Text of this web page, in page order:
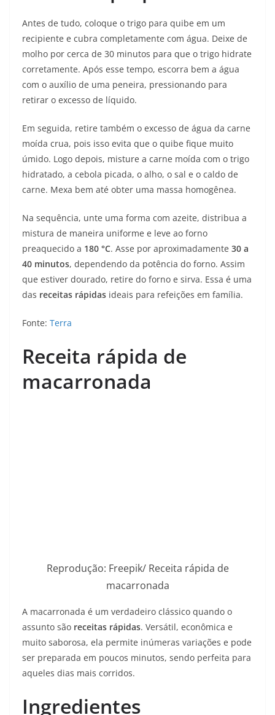
Antes de tudo, coloque o trigo para quibe em um
recipiente e cubra completamente com água. Deixe de
molho por cerca de 30 minutos para que o trigo hidrate
corretamente. Após esse tempo, escorra bem a água
com o auxílio de uma peneira, pressionando para
retirar o excesso de líquido.
Em seguida, retire também o excesso de água da carne
moída crua, pois isso evita que o quibe fique muito
úmido. Logo depois, misture a carne moída com o trigo
hidratado, a cebola picada, o alho, o sal e o caldo de
carne. Mexa bem até obter uma massa homogênea.
Na sequência, unte uma forma com azeite, distribua a
mistura de maneira uniforme e leve ao forno
preaquecido a 180 °C. Asse por aproximadamente 30 a
40 minutos, dependendo da potência do forno. Assim
que estiver dourado, retire do forno e sirva. Essa é uma
das receitas rápidas ideais para refeições em família.
Fonte: Terra
Receita rápida de
macarronada
Reprodução: Freepik/ Receita rápida de
macarronada
A macarronada é um verdadeiro clássico quando o
assunto são receitas rápidas. Versátil, econômica e
muito saborosa, ela permite inúmeras variações e pode
ser preparada em poucos minutos, sendo perfeita para
aqueles dias mais corridos.
Ingredientes